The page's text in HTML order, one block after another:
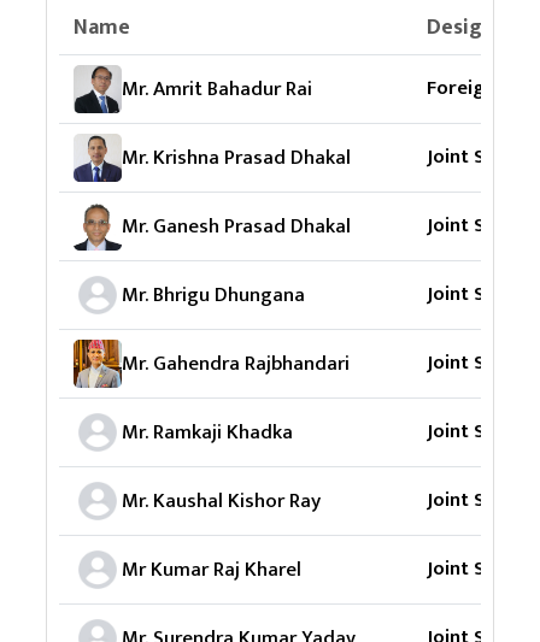
Name
Mr. Amrit Bahadur Rai Foreign
Mr. Krishna Prasad Dhakal Joint
Mr. Ganesh Prasad Dhakal Joint
Mr. Bhrigu Dhungana Joint
Mr. Gahendra Rajbhandari Joint
Mr. Ramkaji Khadka Joint
Mr. Kaushal Kishor Ray Joint
Mr Kumar Raj Kharel Joint